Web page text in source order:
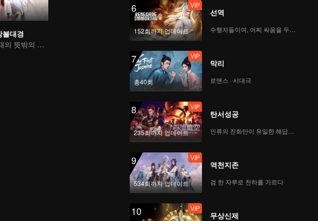
불대경
농구 천재의 뜻밖의 성전환과 진정한 사랑 찾기
6
152회까지 업데이트
VIP
선역
7
총40회
VIP
막리
로맨스 · 시대극
8
235회까지 업데이트
VIP
탄서성공
인류의 진화만이 유일한 해답이다
9
534회까지 업데이트
VIP
역천지존
검 한 자루로 천하를 가르다
10 VIP
무상신제